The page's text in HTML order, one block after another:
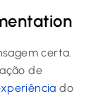
certa.
de
do